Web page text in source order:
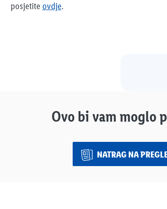
posjetite ovdje.
Ovo bi vam moglo
NATRAG NA